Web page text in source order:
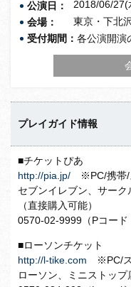
公演日：
2018/06/27(
会場：
東京・下北
受付期間： 各公演開演
プレイガイド情報
■チケットぴあ
http://pia.jp/ ※PC/携帯/
セブンイレブン、サー
（直接購入可能）
0570-02-9999（Pコード
■ローソンチケット
http://l-tike.com ※PC/ス
ローソン、ミニストップ